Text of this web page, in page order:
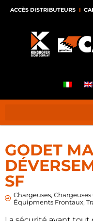
ACCÈS DISTRIBUTEURS
GODET
SF
Chargeuses,
Équipments Frontaux,